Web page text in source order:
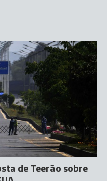
de Teerão sobre